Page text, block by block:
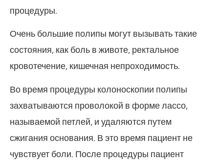
процедуры.
Очень большие полипы могут вызывать такие
состояния, как боль в животе, ректальное
кровотечение, кишечная непроходимость.
Во время процедуры колоноскопии полипы
захватываются проволокой в ​​форме лассо,
называемой петлей, и удаляются путем
сжигания основания. В это время пациент не
чувствует боли. После процедуры пациент